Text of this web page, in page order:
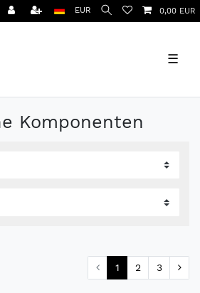
EUR 0,00 EUR
☰
Komponenten
1 2 3